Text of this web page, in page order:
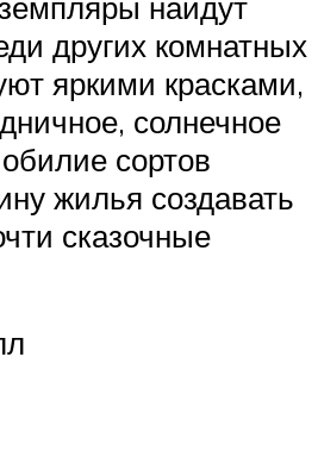
найдут
других комнатных
яркими красками,
солнечное
сортов
жилья создавать
сказочные